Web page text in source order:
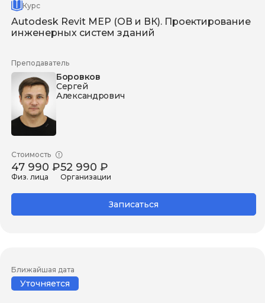
Курс
Autodesk Revit MEP (ОВ и ВК). Проектирование
инженерных систем зданий
Преподаватель
Боровков
Сергей
Александрович
Стоимость
47 990 ₽
Физ. лица
52 990 ₽
Организации
Записаться
Ближайшая дата
Уточняется